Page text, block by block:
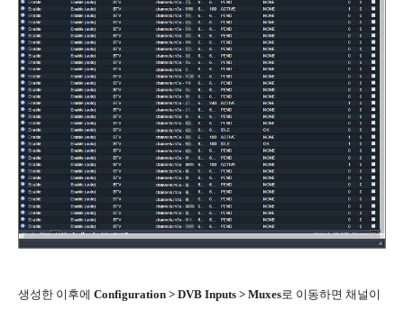
생성한 이후에 Configuration > DVB Inputs > Muxes로 이동하면 채널이